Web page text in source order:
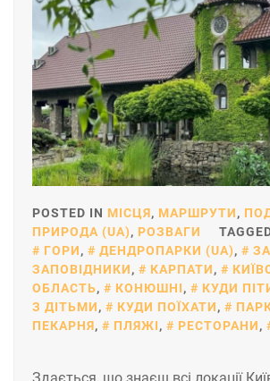
POSTED IN МІСЦЯ, МАРШРУТИ,
ПРИРОДА (UA), РОЗВАГИ
ГОРИ, ДЕНДРОПАРКИ (UA),
ЗАПОВІДНИКИ, КАРПАТИ,
ОБЛАСТЬ, КОНЮШНІ, КУДИ
З ДІТЬМИ, КУДИ ПОЇХАТИ,
ПЕКАРНЯ, ПЛЯЖІ, РЕСТОРАНИ,